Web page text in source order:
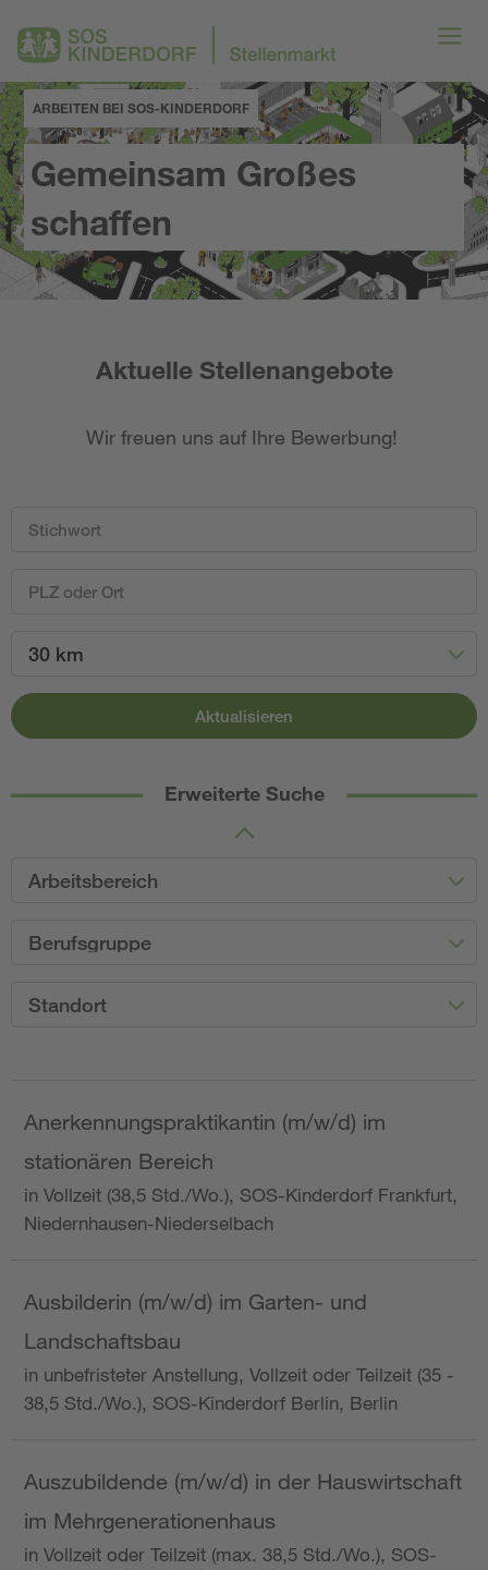
ARBEITEN BEI SOS-KINDERDORF
Gemeinsam Großes
schaffen
Aktuelle Stellenangebote
Wir freuen uns auf Ihre Bewerbung!
30 km
Aktualisieren
Erweiterte Suche
Arbeitsbereich
Berufsgruppe
Standort
Anerkennungspraktikantin (m/w/d) im
stationären Bereich
in Vollzeit (38,5 Std./Wo.), SOS-Kinderdorf Frankfurt,
Niedernhausen-Niederselbach
Ausbilderin (m/w/d) im Garten- und
Landschaftsbau
in unbefristeter Anstellung, Vollzeit oder Teilzeit (35 -
38,5 Std./Wo.), SOS-Kinderdorf Berlin, Berlin
Auszubildende (m/w/d) in der Hauswirtschaft
im Mehrgenerationenhaus
in Vollzeit oder Teilzeit (max. 38,5 Std./Wo.), SOS-